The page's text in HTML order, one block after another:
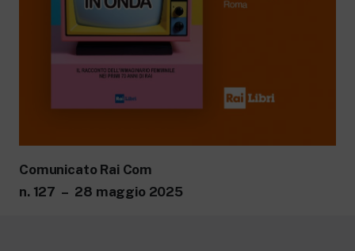
Comunicato Rai Com
n. 127 – 28 maggio 2025